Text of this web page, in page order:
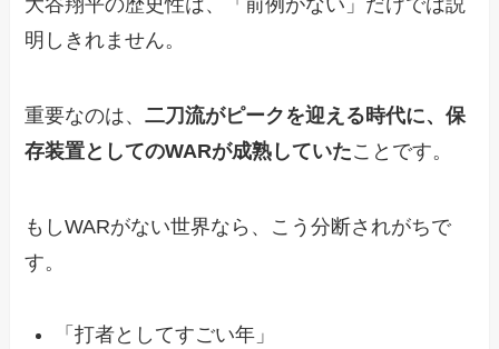
大谷翔平の歴史性は、「前例がない」だけでは説
明しきれません。
重要なのは、二刀流がピークを迎える時代に、保
存装置としてのWARが成熟していたことです。
もしWARがない世界なら、こう分断されがちで
す。
「打者としてすごい年」